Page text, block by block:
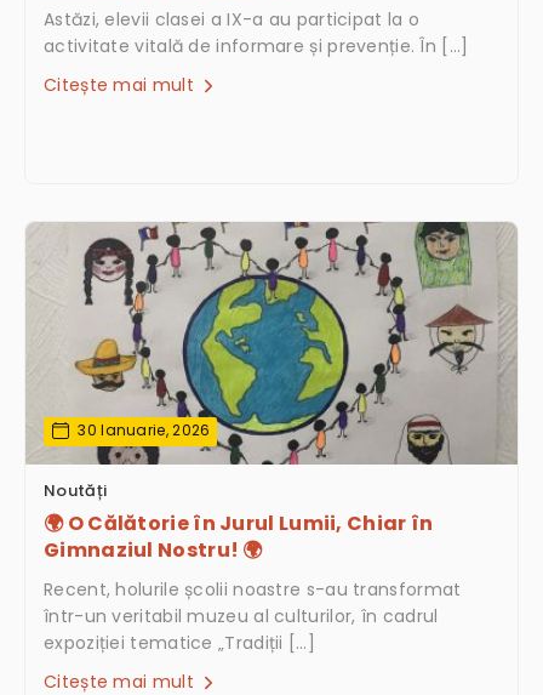
Astăzi, elevii clasei a IX-a au participat la o
activitate vitală de informare și prevenție. În […]
Citește mai mult
30 Ianuarie, 2026
Noutăți
🌍 O Călătorie în Jurul Lumii, Chiar în
Gimnaziul Nostru! 🌍
Recent, holurile școlii noastre s-au transformat
într-un veritabil muzeu al culturilor, în cadrul
expoziției tematice „Tradiții […]
Citește mai mult